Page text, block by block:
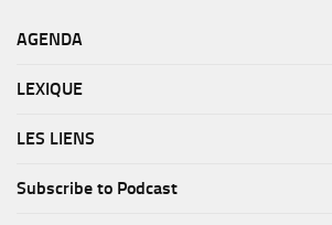
AGENDA
LEXIQUE
LES LIENS
Subscribe to Podcast